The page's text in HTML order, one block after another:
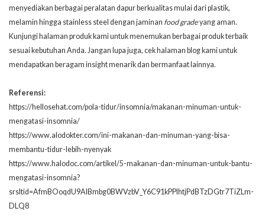
menyediakan berbagai peralatan dapur berkualitas mulai dari plastik,
melamin hingga stainless steel dengan jaminan food gradeyang aman.
Kunjungi halaman produk kamiuntuk menemukan berbagai produk terbaik
sesuai kebutuhan Anda. Jangan lupa juga, cek halaman blog kamiuntuk
mendapatkan beragam insight menarik dan bermanfaat lainnya.
Referensi:
https://hellosehat.com/pola-tidur/insomnia/makanan-minuman-untuk-
mengatasi-insomnia/
https://www.alodokter.com/ini-makanan-dan-minuman-yang-bisa-
membantu-tidur-lebih-nyenyak
https://www.halodoc.com/artikel/5-makanan-dan-minuman-untuk-bantu-
mengatasi-insomnia?
srsltid=AfmBOoqdU9AIBmbg0BWVzbV_Y6C91kPPIhtjPdBTzDGtr7TiZLm-
DLQ8